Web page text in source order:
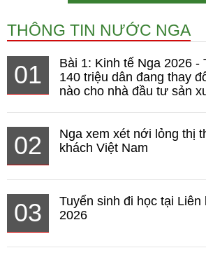
THÔNG TIN NƯỚC NGA
01
Bài 1: Kinh tế Nga 2026
140 triệu dân đang thay
nào cho nhà đầu tư sản
02
Nga xem xét nới lỏng thị
khách Việt Nam
03
Tuyển sinh đi học tại Liên
2026